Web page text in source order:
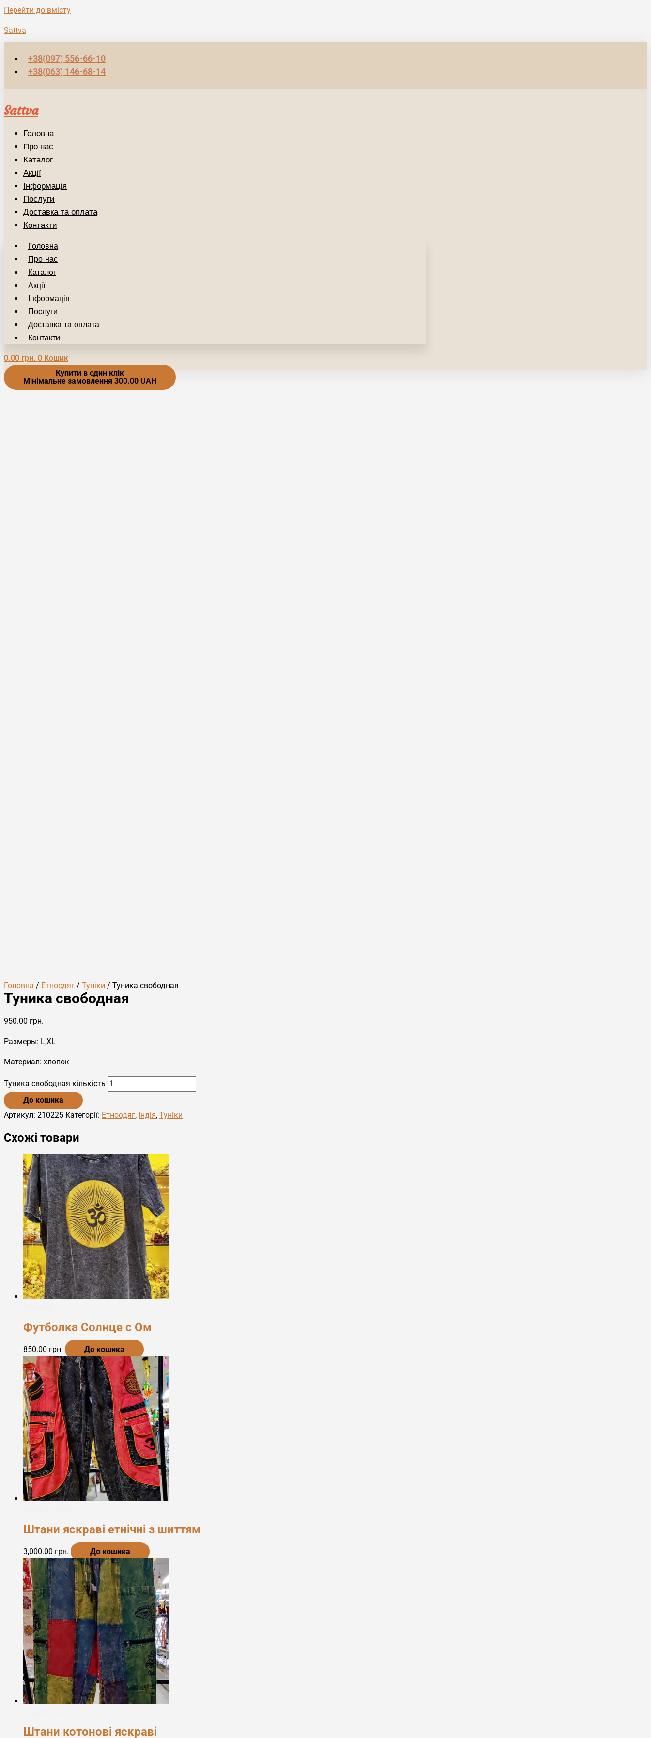
Перейти до вмісту
Sattva
+38(097) 556-66-10
+38(063) 146-68-14
Sattva
Головна
Про нас
Каталог
Акції
Інформація
Послуги
Доставка та оплата
Контакти
Головна
Про нас
Каталог
Акції
Інформація
Послуги
Доставка та оплата
Контакти
0.00 грн. 0 Кошик
Купити в один клік
Мінімальне замовлення 300.00 UAH
Головна / Етноодяг / Туніки / Туника свободная
Туника свободная
950.00 грн.
Размеры: L,XL
Материал: хлопок
Туника свободная кількість
До кошика
Артикул: 210225 Категорії: Етноодяг, Індія, Туніки
Схожі товари
Футболка Солнце с Ом
850.00 грн. До кошика
Штани яскраві етнічні з шиттям
3,000.00 грн. До кошика
Штани котонові яскраві